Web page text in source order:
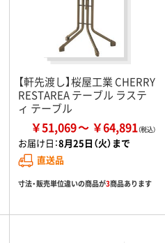
【軒先渡し】桜屋工業 CHERRY
RESTAREA テーブル ラステ
ィ テーブル
￥51,069 ￥64,891
お届け日：8月25日（火）まで
直送品
寸法・販売単位違いの商品が3商品あります